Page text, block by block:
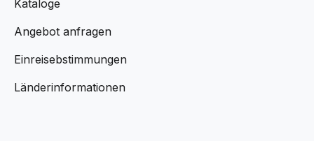
Kataloge
Angebot anfragen
Einreisebstimmungen
Länderinformationen